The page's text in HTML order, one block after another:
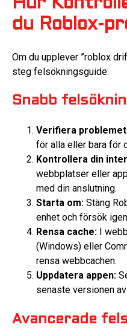
Hur
du Roblox-
Om du upplever ”roblox
steg felsökningsguide:
Snabb
Verifiera
för alla eller bara för
Kontrollera din
webbplatser eller
med din anslutning.
Starta om: Stäng
enhet och försök
Rensa cache: I
(Windows) eller
rensa webbcachen.
Uppdatera appen:
senaste versionen
Avancerade